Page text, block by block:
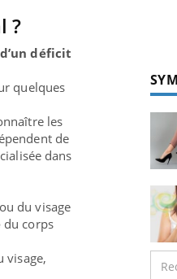
?
déficit
quelques
les
de
dans
du visage
du corps
visage,